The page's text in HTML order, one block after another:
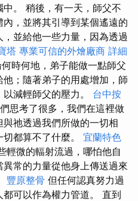
。 稍後，有一天，師父不
，並將其引導到某個遙遠的
並給他一些力量，因為透過
塔 專業可信的外燴廠商 詳細
時何地，弟子能做一點師父
；隨著弟子的用處增加，師
減輕師父的壓力。 台中按
思考了很多，我們在這裡做
祂透過我們所做的一切相
都算不了什麼。 宜蘭特色
輕微的輻射流過，哪怕他自
常的力量從他身上傳送過來
豐原整骨 但任何認真努力過
可以作為權​​力管道。 直到